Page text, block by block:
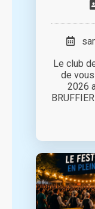
Le club
de
2026